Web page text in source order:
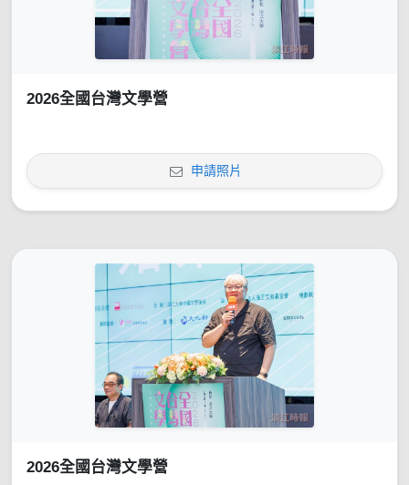
2026全國台灣文學營
申請照片
2026全國台灣文學營